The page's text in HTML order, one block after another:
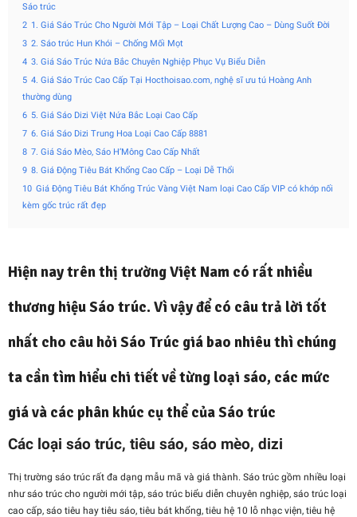
Sáo trúc
2 1. Giá Sáo Trúc Cho Người Mới Tập – Loại Chất Lượng Cao – Dùng Suốt Đời
3 2. Sáo trúc Hun Khói – Chống Mối Mọt
4 3. Giá Sáo Trúc Nứa Bắc Chuyên Nghiệp Phục Vụ Biểu Diễn
5 4. Giá Sáo Trúc Cao Cấp Tại Hocthoisao.com, nghệ sĩ ưu tú Hoàng Anh
thường dùng
6 5. Giá Sáo Dizi Việt Nứa Bắc Loại Cao Cấp
7 6. Giá Sáo Dizi Trung Hoa Loại Cao Cấp 8881
8 7. Giá Sáo Mèo, Sáo H’Mông Cao Cấp Nhất
9 8. Giá Động Tiêu Bát Khổng Cao Cấp – Loại Dễ Thổi
10 Giá Động Tiêu Bát Khổng Trúc Vàng Việt Nam loại Cao Cấp VIP có khớp nối
kèm gốc trúc rất đẹp
Hiện nay trên thị trường Việt Nam có rất nhiều
thương hiệu Sáo trúc. Vì vậy để có câu trả lời tốt
nhất cho câu hỏi Sáo Trúc giá bao nhiêu thì chúng
ta cần tìm hiểu chi tiết về từng loại sáo, các mức
giá và các phân khúc cụ thể của Sáo trúc
Các loại sáo trúc, tiêu sáo, sáo mèo, dizi
Thị trường sáo trúc rất đa dạng mẫu mã và giá thành. Sáo trúc gồm nhiều loại
như sáo trúc cho người mới tập, sáo trúc biểu diễn chuyên nghiệp, sáo trúc loại
cao cấp, sáo tiêu hay tiêu sáo, tiêu bát khổng, tiêu hệ 10 lỗ nhạc viện, tiêu hệ